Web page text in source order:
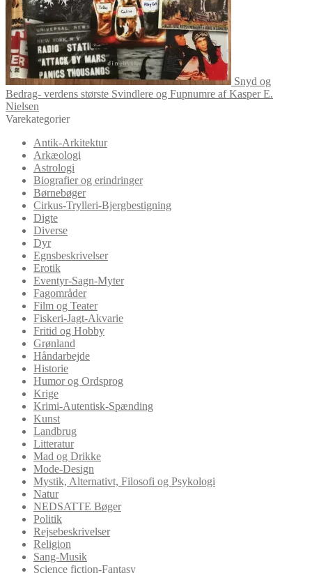
Snyd og
Bedrag- verdens største Svindlere og Fupnumre af Kasper E.
Nielsen
Varekategorier
Antik-Arkitektur
Arkæologi
Astrologi
Biografier og erindringer
Børnebøger
Cirkus-Trylleri-Bjergbestigning
Digte
Diverse
Dyr
Egnsbeskrivelser
Erotik
Eventyr-Sagn-Myter
Fagområder
Film og Teater
Fiskeri-Jagt-Akvarie
Fritid og Hobby
Grønland
Håndarbejde
Historie
Humor og Ordsprog
Krige
Krimi-Autentisk-Spænding
Kunst
Landbrug
Litteratur
Mad og Drikke
Mode-Design
Mystik, Alternativt, Filosofi og Psykologi
Natur
NEDSATTE Bøger
Politik
Rejsebeskrivelser
Religion
Sang-Musik
Science fiction-Fantasy